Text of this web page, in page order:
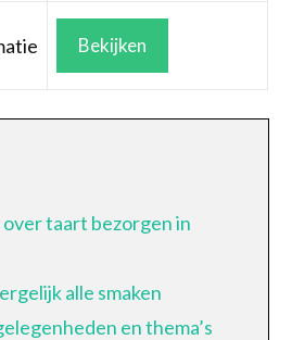
Bekijken
taart bezorgen in
alle smaken
en thema’s